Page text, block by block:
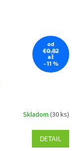
od
€0,82
až
–11 %
Skladom (30 ks)
DETAIL